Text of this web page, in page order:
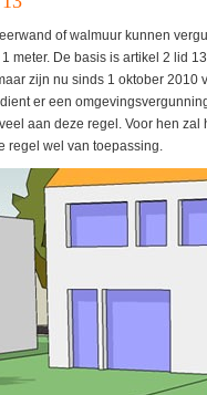
of walmuur kunnen
meter. De basis is artikel 2 lid
zijn nu sinds 1 oktober 2010
er een
aan deze regel. Voor hen
regel wel van toepassing.